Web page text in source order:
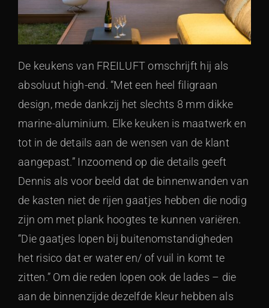
De keukens van FREILUFT omschrijft hij als
absoluut high-end. “Met een heel filigraan
design, mede dankzij het slechts 8 mm dikke
marine-aluminium. Elke keuken is maatwerk en
tot in de details aan de wensen van de klant
aangepast.” Inzoomend op die details geeft
Dennis als voor beeld dat de binnenwanden van
de kasten niet de rijen gaatjes hebben die nodig
zijn om met plank hoogtes te kunnen variëren.
“Die gaatjes lopen bij buitenomstandigheden
het risico dat er water en/ of vuil in komt te
zitten.” Om die reden lopen ook de lades – die
aan de binnenzijde dezelfde kleur hebben als